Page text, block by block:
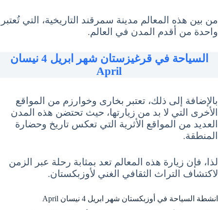
من بين هذه المعالم مدينة سمرقند التاريخية، التي تُعتبر
واحدة من أقدم المدن في العالم.
السياحة في قرغيزستان شهر ابريل 4 نيسان
April
بالإضافة إلى ذلك، تعتبر بخارى وخوارزم من المواقع
الأخرى التي لا بد من زيارتها، حيث تحتضن هذه المدن
العديد من المواقع الأثرية التي تعكس تاريخ وحضارة
المنطقة.
لذا، فإن زيارة هذه المعالم تعد بمثابة رحلة عبر الزمن
لاكتشاف التراث الثقافي الغني لأوزبكستان.
انشطة السياحة في أوزبكستان شهر ابريل 4 نيسان April